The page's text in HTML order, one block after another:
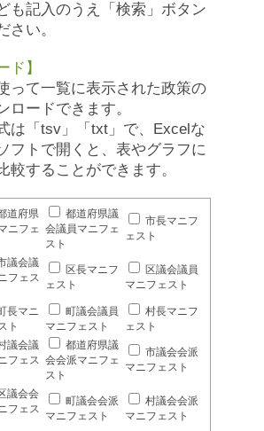
も記入のうえ「検索」ボタン
さい。
ド】
って一覧に表示された政策の
ロードできます。
は「tsv」「txt」で、Excelな
フトで開くと、表やグラフに
較することができます。
道府県
ニフェ
都道府県議
会議員マニフェ
スト
市長マニフ
ェスト
議会議
フェス
区長マニフ
ェスト
区議会議員
マニフェスト
長マニ
ト
町議会議員
マニフェスト
村長マニフ
ェスト
議会議
フェス
都道府県議
会会派マニフェ
スト
市議会会派
マニフェスト
議会会
フェス
町議会会派
マニフェスト
村議会会派
マニフェスト